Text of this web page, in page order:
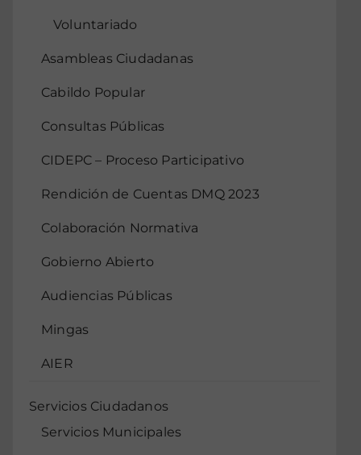
Voluntariado
Asambleas Ciudadanas
Cabildo Popular
Consultas Públicas
CIDEPC – Proceso Participativo
Rendición de Cuentas DMQ 2023
Colaboración Normativa
Gobierno Abierto
Audiencias Públicas
Mingas
AIER
Servicios Ciudadanos
Servicios Municipales